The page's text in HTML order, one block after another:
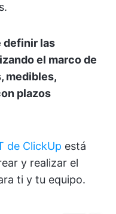
definir las
el marco de
medibles,
plazos
de ClickUp está
y realizar el
ti y tu equipo.